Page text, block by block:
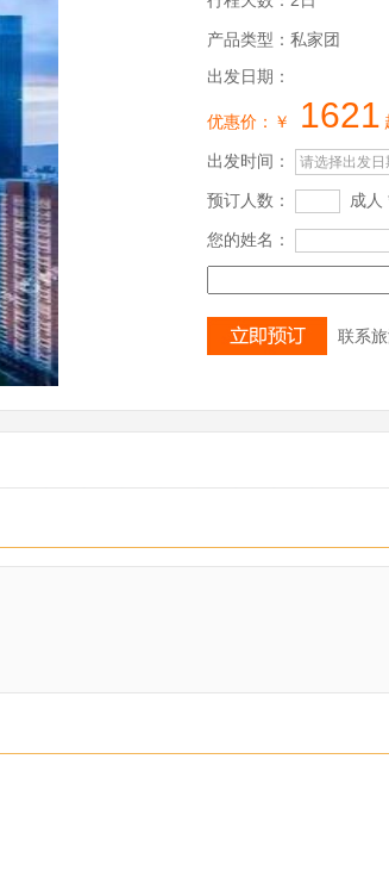
产品类型：私家团
出发日期：
优惠价：￥ 1621
出发时间：
预订人数： 成
您的姓名：
联系